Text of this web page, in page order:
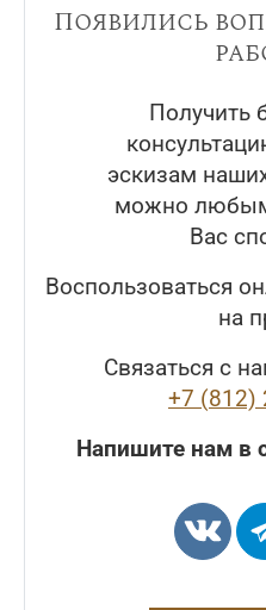
Появились
Получить
эскизам
можно
Вас
Воспользоваться
на
Связаться с
+7 (812)
Напишите нам в